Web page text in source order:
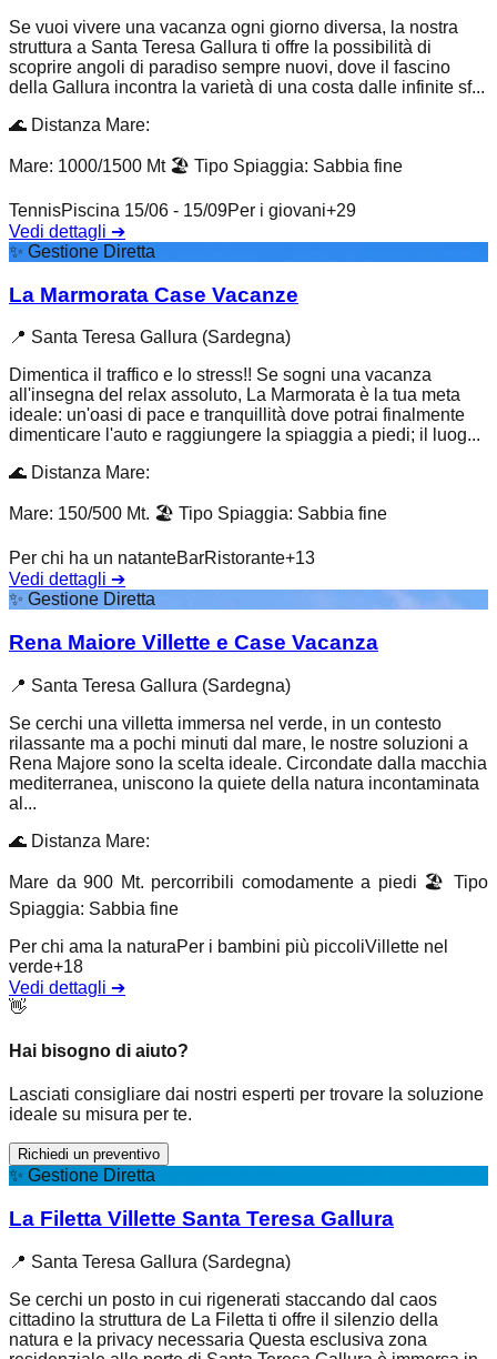
Se vuoi vivere una vacanza ogni giorno diversa, la nostra
struttura a Santa Teresa Gallura ti offre la possibilità di
scoprire angoli di paradiso sempre nuovi, dove il fascino
della Gallura incontra la varietà di una costa dalle infinite sf...
🌊 Distanza Mare:
Mare: 1000/1500 Mt 🏖️ Tipo Spiaggia: Sabbia fine
TennisPiscina 15/06 - 15/09Per i giovani+29
Vedi dettagli ➔
✨ Gestione Diretta
La Marmorata Case Vacanze
📍 Santa Teresa Gallura (Sardegna)
Dimentica il traffico e lo stress!! Se sogni una vacanza
all'insegna del relax assoluto, La Marmorata è la tua meta
ideale: un'oasi di pace e tranquillità dove potrai finalmente
dimenticare l'auto e raggiungere la spiaggia a piedi; il luog...
🌊 Distanza Mare:
Mare: 150/500 Mt. 🏖️ Tipo Spiaggia: Sabbia fine
Per chi ha un natanteBarRistorante+13
Vedi dettagli ➔
✨ Gestione Diretta
Rena Maiore Villette e Case Vacanza
📍 Santa Teresa Gallura (Sardegna)
Se cerchi una villetta immersa nel verde, in un contesto
rilassante ma a pochi minuti dal mare, le nostre soluzioni a
Rena Majore sono la scelta ideale. Circondate dalla macchia
mediterranea, uniscono la quiete della natura incontaminata
al...
🌊 Distanza Mare:
Mare da 900 Mt. percorribili comodamente a piedi 🏖️ Tipo
Spiaggia: Sabbia fine
Per chi ama la naturaPer i bambini più piccoliVillette nel
verde+18
Vedi dettagli ➔
👋
Hai bisogno di aiuto?
Lasciati consigliare dai nostri esperti per trovare la soluzione
ideale su misura per te.
Richiedi un preventivo
✨ Gestione Diretta
La Filetta Villette Santa Teresa Gallura
📍 Santa Teresa Gallura (Sardegna)
Se cerchi un posto in cui rigenerati staccando dal caos
cittadino la struttura de La Filetta ti offre il silenzio della
natura e la privacy necessaria Questa esclusiva zona